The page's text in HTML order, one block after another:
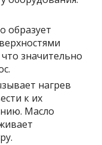
образует
значительно
нагрев
к их
Масло